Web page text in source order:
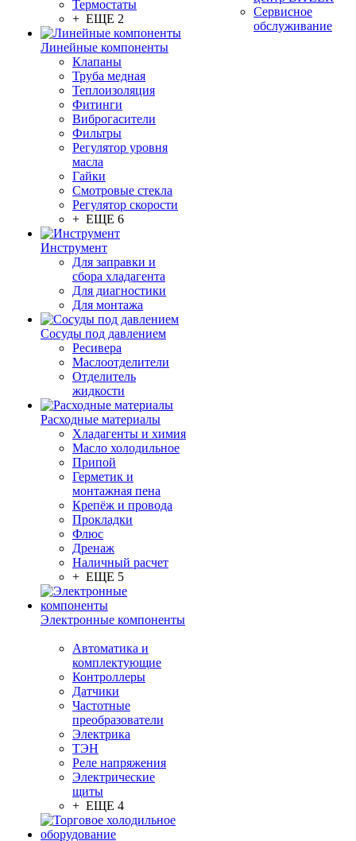
Термостаты
+ ЕЩЕ 2
Линейные компоненты
Клапаны
Труба медная
Теплоизоляция
Фитинги
Виброгасители
Фильтры
Регулятор уровня
масла
Гайки
Смотровые стекла
Регулятор скорости
+ ЕЩЕ 6
Инструмент
Для заправки и
сбора хладагента
Для диагностики
Для монтажа
Сосуды под давлением
Ресивера
Маслоотделители
Отделитель
жидкости
Расходные материалы
Хладагенты и химия
Масло холодильное
Припой
Герметик и
монтажная пена
Крепёж и провода
Прокладки
Флюс
Дренаж
Наличный расчет
+ ЕЩЕ 5
Электронные компоненты
Автоматика и
комплектующие
Контроллеры
Датчики
Частотные
преобразователи
Электрика
ТЭН
Реле напряжения
Электрические
щиты
+ ЕЩЕ 4
Сервисное
обслуживание